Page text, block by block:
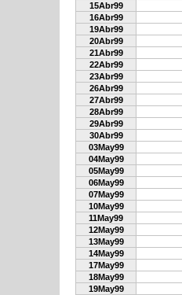
15Abr99
16Abr99
19Abr99
20Abr99
21Abr99
22Abr99
23Abr99
26Abr99
27Abr99
28Abr99
29Abr99
30Abr99
03May99
04May99
05May99
06May99
07May99
10May99
11May99
12May99
13May99
14May99
17May99
18May99
19May99